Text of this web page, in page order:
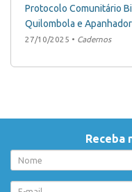
Protocolo Comunitário
Quilombola e
27/10/2025 • Cadernos
Receba